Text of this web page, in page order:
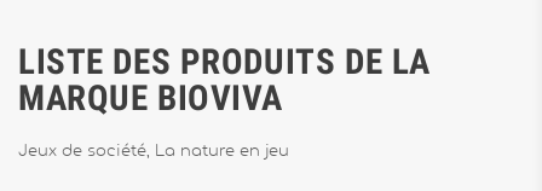
LISTE DES PRODUITS DE LA
MARQUE BIOVIVA
Jeux de société, La nature en jeu